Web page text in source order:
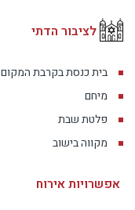
לציבור הדתי
בית כנסת בקרבת המקום
מיחם
פלטת שבת
מקווה בישוב
אפשרויות אירוח